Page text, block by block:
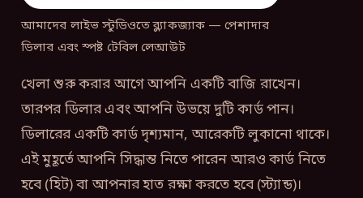
আমাদের লাইভ স্টুডিওতে ব্ল্যাকজ্যাক — পেশাদার
ডিলার এবং স্পষ্ট টেবিল লেআউট
খেলা শুরু করার আগে আপনি একটি বাজি রাখেন।
তারপর ডিলার এবং আপনি উভয়ে দুটি কার্ড পান।
ডিলারের একটি কার্ড দৃশ্যমান, আরেকটি লুকানো থাকে।
এই মুহূর্তে আপনি সিদ্ধান্ত নিতে পারেন আরও কার্ড নিতে
হবে (হিট) বা আপনার হাত রক্ষা করতে হবে (স্ট্যান্ড)।